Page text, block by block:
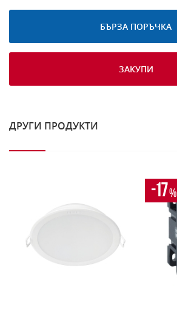
БЪРЗА ПОРЪЧКА
ЗАКУПИ
ДРУГИ ПРОДУКТИ
-17%